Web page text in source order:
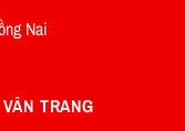
Nai
TRANG